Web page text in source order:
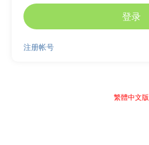
登录
注册帐号
繁體中文版